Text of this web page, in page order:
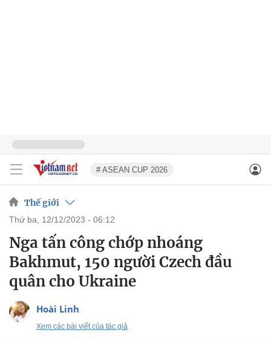
# ASEAN CUP 2026
Thế giới
thứ ba, 12/12/2023 - 06:12
Nga tấn công chớp nhoáng
Bakhmut, 150 người Czech đầu
quân cho Ukraine
Hoài Linh
Xem các bài viết của tác giả